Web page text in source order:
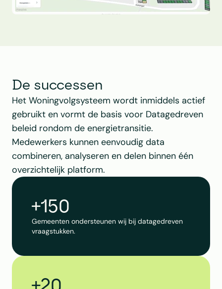
De successen
Het Woningvolgsysteem wordt inmiddels actief
gebruikt en vormt de basis voor Datagedreven
beleid rondom de energietransitie.
Medewerkers kunnen eenvoudig data
combineren, analyseren en delen binnen één
overzichtelijk platform.
+150
Gemeenten ondersteunen wij bij datagedreven
vraagstukken.